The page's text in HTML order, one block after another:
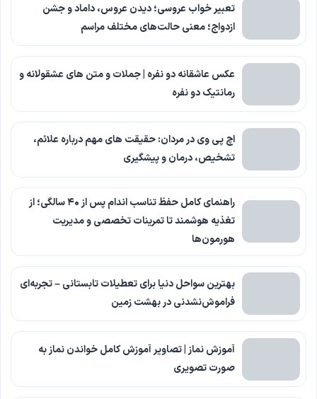
تعبیر خواب عروسی؛ دیدن عروس، داماد و جشن
ازدواج؛ معنی حالت‌های مختلف مراسم
عکس عاشقانه دو نفره | جملات و متن های عشقولانه و
رمانتیک دو نفره
اچ پی وی در مردان: حقیقت های مهم درباره علائم،
تشخیص، درمان و پیشگیری
راهنمای کامل حفظ تناسب اندام پس از ۴۰ سالگی؛ از
تغذیه هوشمند تا تمرینات تخصصی و مدیریت
هورمون‌ها
بهترین سواحل دنیا برای تعطیلات تابستانی – تجربه‌ای
فراموش‌نشدنی در بهشت زمین
آموزش نماز | تصاویر آموزش کامل خواندن نماز به
صورت تصویری